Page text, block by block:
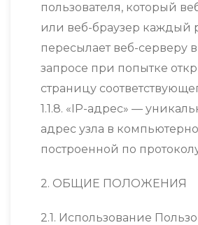
пользователя, который
или веб-браузер каждый
пересылает веб-серверу
запросе при попытке
страницу
1.1.8. «IP-адрес» —
адрес узла в
построенной по
2. ОБЩИЕ ПОЛОЖЕНИЯ
2.1. Использование